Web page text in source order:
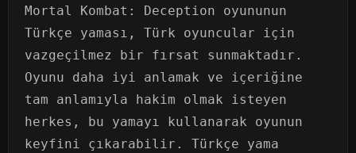
Mortal Kombat: Deception oyununun
Türkçe yaması, Türk oyuncular için
vazgeçilmez bir fırsat sunmaktadır.
Oyunu daha iyi anlamak ve içeriğine
tam anlamıyla hakim olmak isteyen
herkes, bu yamayı kullanarak oyunun
keyfini çıkarabilir. Türkçe yama